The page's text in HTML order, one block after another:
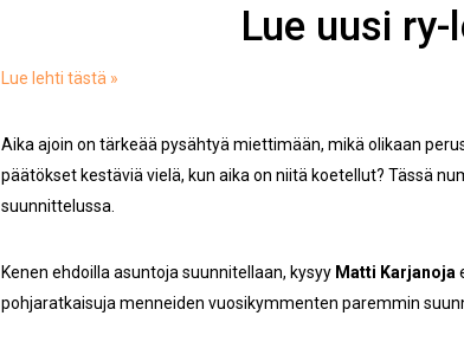
Lue uusi
Lue lehti tästä »
Aika ajoin on tärkeää pysähtyä miettimään, mikä olikaan
päätökset kestäviä vielä, kun aika on niitä koetellut? Tässä
suunnittelussa.
Kenen ehdoilla asuntoja suunnitellaan, kysyy Matti Karjanoja
pohjaratkaisuja menneiden vuosikymmenten paremmin